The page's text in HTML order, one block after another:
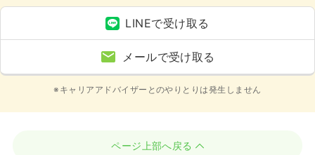
LINEで受け取る
メールで受け取る
※キャリアアドバイザーとのやりとりは発生しません
ページ上部へ戻る